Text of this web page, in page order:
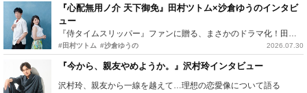
『心配無用ノ介 天下御免』田村ツトム×沙倉ゆうのインタビ
ュー
『侍タイムスリッパー』ファンに贈る、まさかのドラマ化！田村ツトム×沙倉ゆうのが語る『心配無用ノ介』撮影秘話
#田村ツトム #沙倉ゆうの 2026.07.30
『今から、親友やめようか。』沢村玲インタビュー
沢村玲、親友から一線を越えて…理想の恋愛像について語る